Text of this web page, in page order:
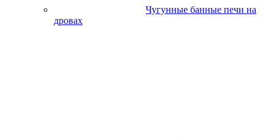
Чугунные банные печи на
дровах